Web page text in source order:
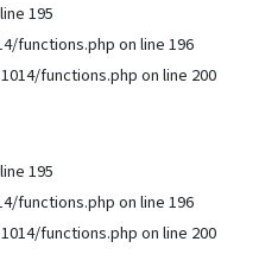
195
functions.php on line 196
functions.php on line 200
195
functions.php on line 196
functions.php on line 200